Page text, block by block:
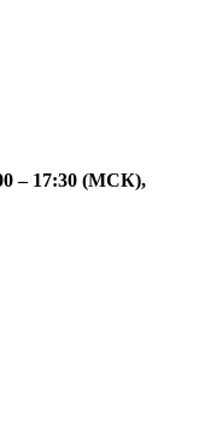
– 17:30 (МСК),